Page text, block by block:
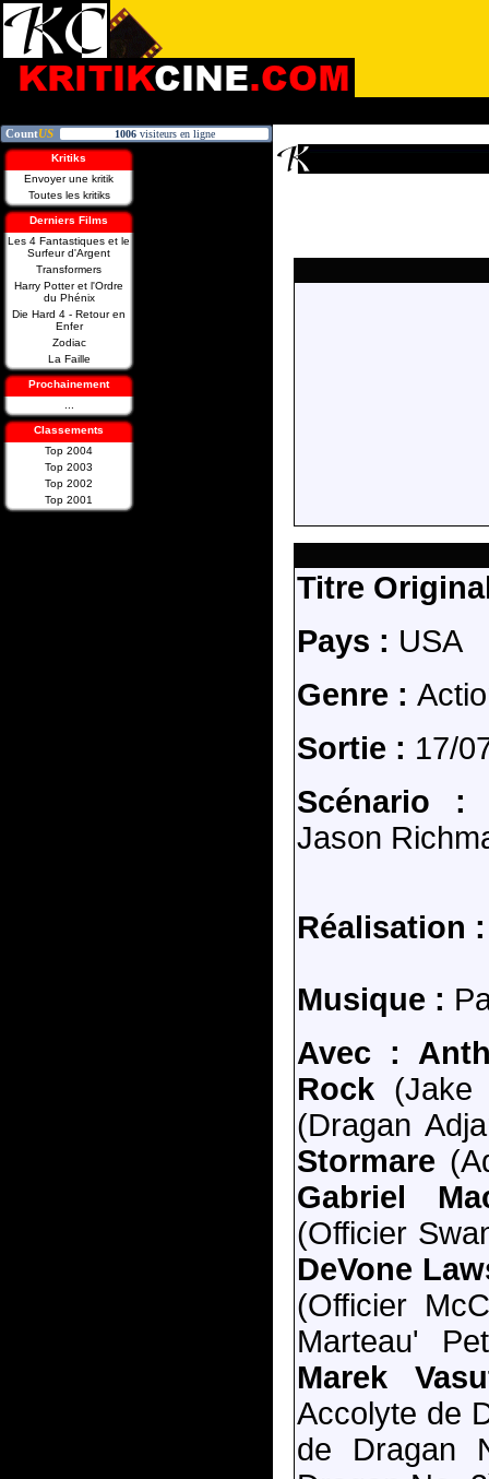
Kritiks
Envoyer une kritik
Toutes les kritiks
Derniers Films
Les 4 Fantastiques et le
Surfeur d'Argent
Transformers
Harry Potter et l'Ordre
du Phénix
Die Hard 4 - Retour en
Enfer
Zodiac
La Faille
Prochainement
Classements
Top 2004
Top 2003
Top 2002
Top 2001
Titre
Pays : USA
Genre :
Sortie : 17/
Scénario
Jason
Réalisation :
Musique :
Avec :
Rock(Jake
(Dragan
Stormare
Gabriel
(Officier
DeVone
(Officier
Marteau'
Marek
Accolyte de
de Dragan